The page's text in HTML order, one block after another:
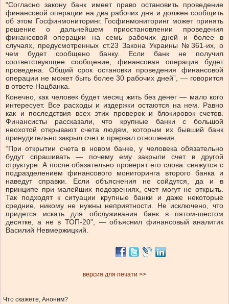
“Согласно закону банк имеет право остановить проведение
финансовой операции на два рабочих дня и должен сообщить
об этом Госфинмониторинг. Госфинмониторинг может принять
решение о дальнейшем приостановлении проведения
финансовой операции на семь рабочих дней и более в
случаях, предусмотренных ст.23 Закона Украины №361-их, о
чем будет сообщено банку. Если банк не получил
соответствующее сообщение, финансовая операция будет
проведена. Общий срок остановки проведения финансовой
операции не может быть более 30 рабочих дней”, — говорится
в ответе Нацбанка.
Конечно, как человек будет месяц жить без денег — мало кого
интересует. Все расходы и издержки остаются на нем. Равно
как и последствия всех этих проверок и блокировок счетов.
Финансисты рассказали, что крупные банки с большой
неохотой открывают счета людям, которым их бывший банк
принудительно закрыл счет и прервал отношения.
“При открытии счета в новом банке, у человека обязательно
будут спрашивать — почему ему закрыли счет в другой
структуре. А после обязательно проверят его слова: свяжутся с
подразделением финансового мониторинга второго банка и
наведут справки. Если объяснения не сойдутся, да и в
принципе при малейших подозрениях, счет могут не открыть.
Так подходят к ситуации крупные банки и даже некоторые
средние, никому не нужны неприятности. Не исключено, что
придется искать для обслуживания банк в пятом-шестом
десятке, а не в ТОП-20”, — объяснил финансовый аналитик
Василий Невмержицкий.
версия для печати >>
Что скажете, Аноним?